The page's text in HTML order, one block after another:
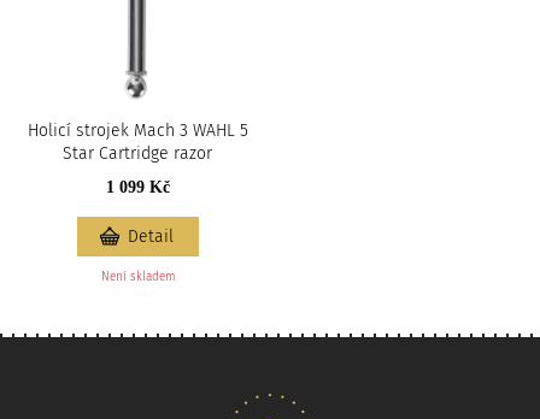
Holicí strojek Mach 3 WAHL 5
Star Cartridge razor
1 099 Kč
Není skladem
Detail